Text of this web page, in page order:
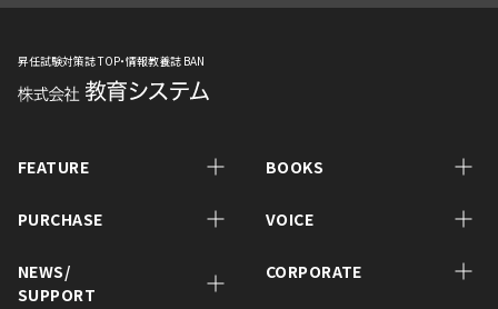
昇任試験対策誌 TOP・情報教養誌 BAN
FEATURE BOOKS
PURCHASE VOICE
NEWS/
SUPPORT
CORPORATE